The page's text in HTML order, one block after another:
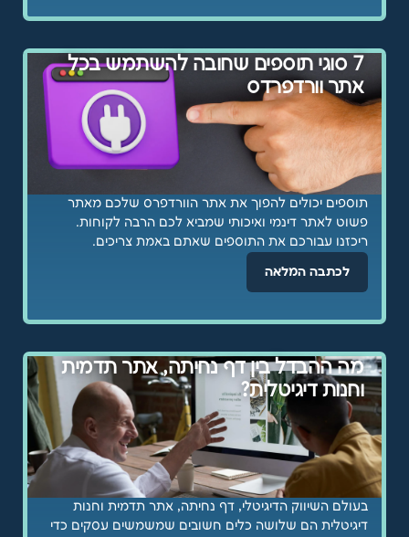
7 סוגי תוספים שחובה להשתמש בכל
אתר וורדפרדס
תוספים יכולים להפוך את אתר הוורדפרס שלכם מאתר
פשוט לאתר דינמי ואיכותי שמביא לכם הרבה לקוחות.
ריכזנו עבורכם את התוספים שאתם באמת צריכים.
לכתבה המלאה
מה ההבדל בין דף נחיתה, אתר תדמית
וחנות דיגיטלית?
בעולם השיווק הדיגיטלי, דף נחיתה, אתר תדמית וחנות
דיגיטלית הם שלושה כלים חשובים שמשמשים עסקים כדי